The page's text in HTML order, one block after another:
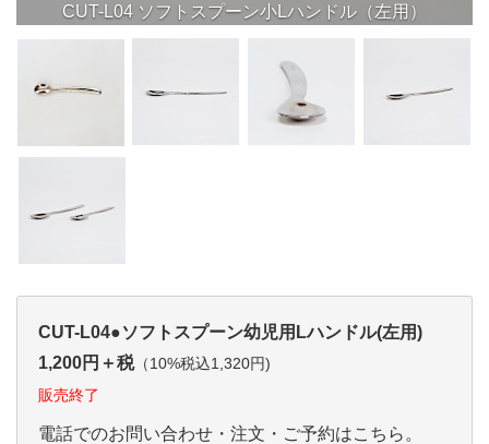
CUT-L04 ソフトスプーン小Lハンドル（左用）
CUT-L04●ソフトスプーン幼児用Lハンドル(左用)
1,200円＋税（10%税込1,320円)
販売終了
電話でのお問い合わせ・注文・ご予約はこちら。